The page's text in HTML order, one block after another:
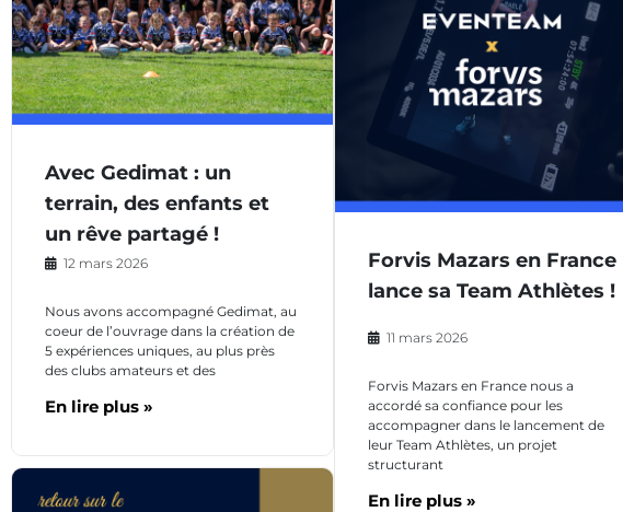
Avec Gedimat : un
terrain, des enfants et
un rêve partagé !
12 mars 2026
Nous avons accompagné Gedimat, au
coeur de l’ouvrage dans la création de
5 expériences uniques, au plus près
des clubs amateurs et des
En lire plus »
Forvis Mazars en France
lance sa Team Athlètes !
11 mars 2026
Forvis Mazars en France nous a
accordé sa confiance pour les
accompagner dans le lancement de
leur Team Athlètes, un projet
structurant
En lire plus »